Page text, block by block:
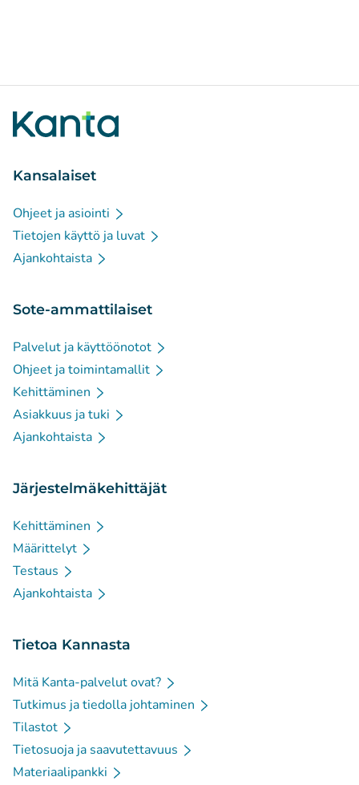
Kansalaiset
Ohjeet ja asiointi
Tietojen käyttö ja luvat
Ajankohtaista
Sote-ammattilaiset
Palvelut ja käyttöönotot
Ohjeet ja toimintamallit
Kehittäminen
Asiakkuus ja tuki
Ajankohtaista
Järjestelmäkehittäjät
Kehittäminen
Määrittelyt
Testaus
Ajankohtaista
Tietoa Kannasta
Mitä Kanta-palvelut ovat?
Tutkimus ja tiedolla johtaminen
Tilastot
Tietosuoja ja saavutettavuus
Materiaalipankki